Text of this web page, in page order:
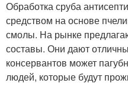
Обработка сруба
средством на основе
смолы. На рынке
составы. Они дают
консервантов может
людей, которые будут